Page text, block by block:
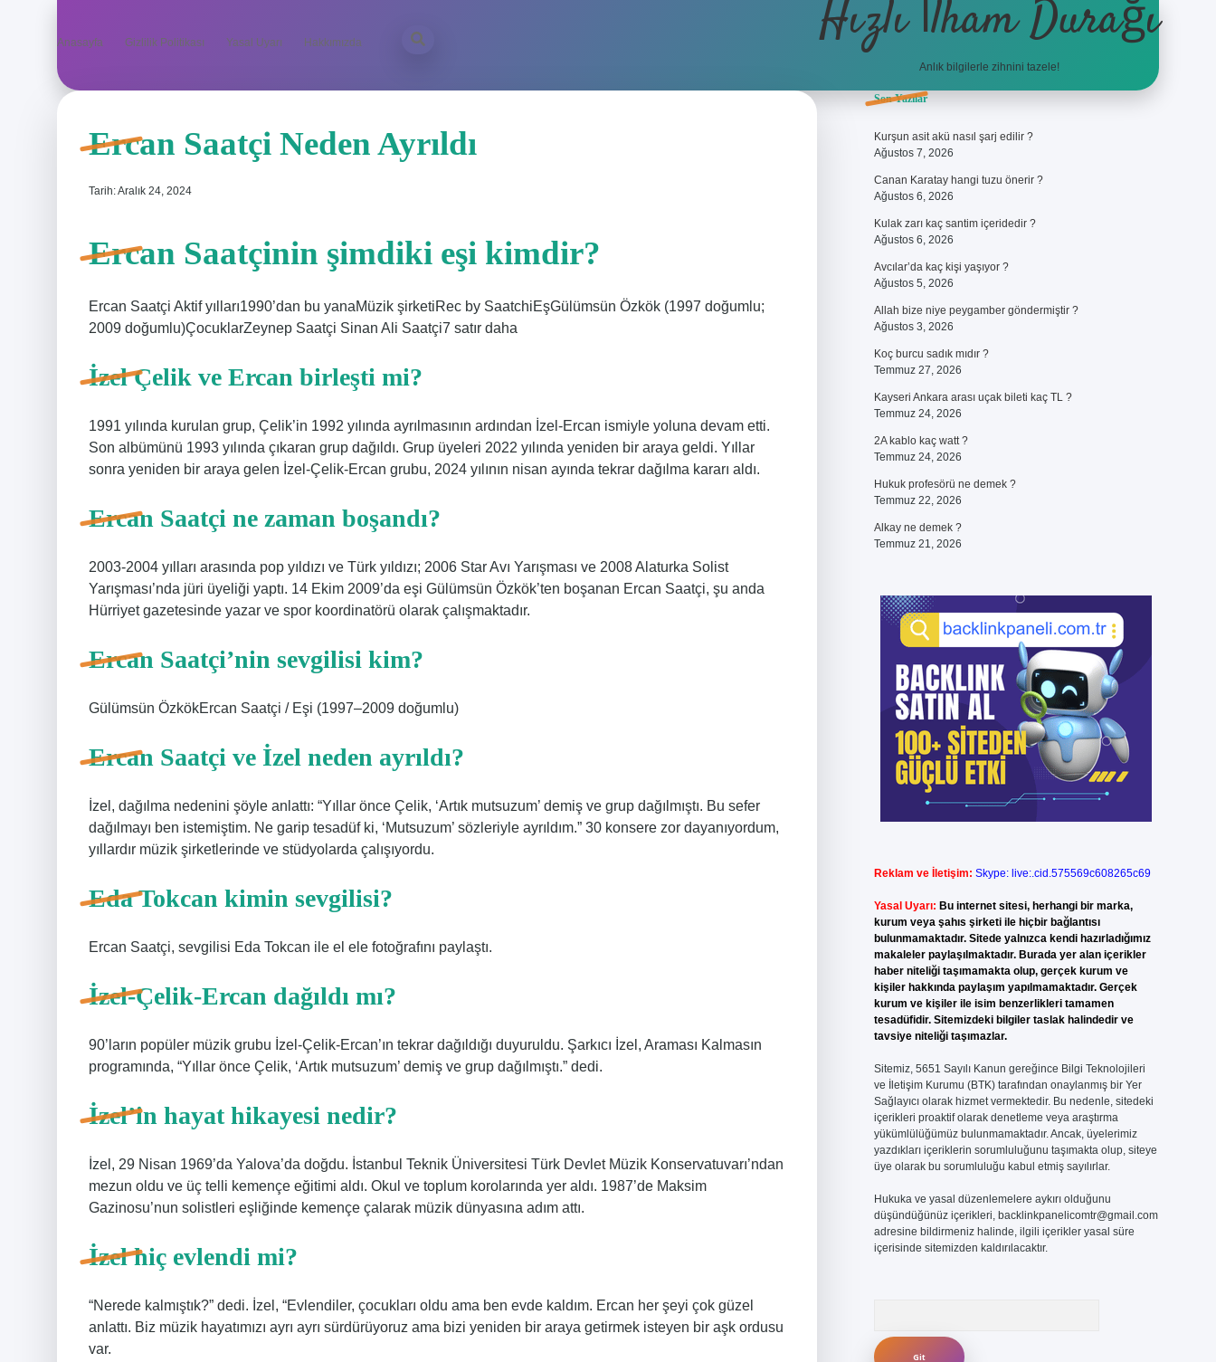
Anasayfa Gizlilik Politikası Yasal Uyarı Hakkımızda Hızlı İlham Durağı
Anlık bilgilerle zihnini tazele!
Ercan Saatçi Neden Ayrıldı
Tarih: Aralık 24, 2024
Ercan Saatçinin şimdiki eşi kimdir?
Ercan Saatçi Aktif yılları1990’dan bu yanaMüzik şirketiRec by SaatchiEşGülümsün Özkök (1997 doğumlu;
2009 doğumlu)ÇocuklarZeynep Saatçi Sinan Ali Saatçi7 satır daha
İzel Çelik ve Ercan birleşti mi?
1991 yılında kurulan grup, Çelik’in 1992 yılında ayrılmasının ardından İzel-Ercan ismiyle yoluna devam etti.
Son albümünü 1993 yılında çıkaran grup dağıldı. Grup üyeleri 2022 yılında yeniden bir araya geldi. Yıllar
sonra yeniden bir araya gelen İzel-Çelik-Ercan grubu, 2024 yılının nisan ayında tekrar dağılma kararı aldı.
Ercan Saatçi ne zaman boşandı?
2003-2004 yılları arasında pop yıldızı ve Türk yıldızı; 2006 Star Avı Yarışması ve 2008 Alaturka Solist
Yarışması’nda jüri üyeliği yaptı. 14 Ekim 2009’da eşi Gülümsün Özkök’ten boşanan Ercan Saatçi, şu anda
Hürriyet gazetesinde yazar ve spor koordinatörü olarak çalışmaktadır.
Ercan Saatçi’nin sevgilisi kim?
Gülümsün ÖzkökErcan Saatçi / Eşi (1997–2009 doğumlu)
Ercan Saatçi ve İzel neden ayrıldı?
İzel, dağılma nedenini şöyle anlattı: “Yıllar önce Çelik, ‘Artık mutsuzum’ demiş ve grup dağılmıştı. Bu sefer
dağılmayı ben istemiştim. Ne garip tesadüf ki, ‘Mutsuzum’ sözleriyle ayrıldım.” 30 konsere zor dayanıyordum,
yıllardır müzik şirketlerinde ve stüdyolarda çalışıyordu.
Eda Tokcan kimin sevgilisi?
Ercan Saatçi, sevgilisi Eda Tokcan ile el ele fotoğrafını paylaştı.
İzel-Çelik-Ercan dağıldı mı?
90’ların popüler müzik grubu İzel-Çelik-Ercan’ın tekrar dağıldığı duyuruldu. Şarkıcı İzel, Araması Kalmasın
programında, “Yıllar önce Çelik, ‘Artık mutsuzum’ demiş ve grup dağılmıştı.” dedi.
İzel’in hayat hikayesi nedir?
İzel, 29 Nisan 1969’da Yalova’da doğdu. İstanbul Teknik Üniversitesi Türk Devlet Müzik Konservatuvarı’ndan
mezun oldu ve üç telli kemençe eğitimi aldı. Okul ve toplum korolarında yer aldı. 1987’de Maksim
Gazinosu’nun solistleri eşliğinde kemençe çalarak müzik dünyasına adım attı.
İzel hiç evlendi mi?
“Nerede kalmıştık?” dedi. İzel, “Evlendiler, çocukları oldu ama ben evde kaldım. Ercan her şeyi çok güzel
anlattı. Biz müzik hayatımızı ayrı ayrı sürdürüyoruz ama bizi yeniden bir araya getirmek isteyen bir aşk ordusu
var.
Sidebar
Son Yazılar
Kurşun asit akü nasıl şarj edilir ?
Ağustos 7, 2026
Canan Karatay hangi tuzu önerir ?
Ağustos 6, 2026
Kulak zarı kaç santim içeridedir ?
Ağustos 6, 2026
Avcılar’da kaç kişi yaşıyor ?
Ağustos 5, 2026
Allah bize niye peygamber göndermiştir ?
Ağustos 3, 2026
Koç burcu sadık mıdır ?
Temmuz 27, 2026
Kayseri Ankara arası uçak bileti kaç TL ?
Temmuz 24, 2026
2A kablo kaç watt ?
Temmuz 24, 2026
Hukuk profesörü ne demek ?
Temmuz 22, 2026
Alkay ne demek ?
Temmuz 21, 2026
Reklam ve İletişim: Skype: live:.cid.575569c608265c69
Yasal Uyarı: Bu internet sitesi, herhangi bir marka,
kurum veya şahıs şirketi ile hiçbir bağlantısı
bulunmamaktadır. Sitede yalnızca kendi hazırladığımız
makaleler paylaşılmaktadır. Burada yer alan içerikler
haber niteliği taşımamakta olup, gerçek kurum ve
kişiler hakkında paylaşım yapılmamaktadır. Gerçek
kurum ve kişiler ile isim benzerlikleri tamamen
tesadüfidir. Sitemizdeki bilgiler taslak halindedir ve
tavsiye niteliği taşımazlar.
Sitemiz, 5651 Sayılı Kanun gereğince Bilgi Teknolojileri
ve İletişim Kurumu (BTK) tarafından onaylanmış bir Yer
Sağlayıcı olarak hizmet vermektedir. Bu nedenle, sitedeki
içerikleri proaktif olarak denetleme veya araştırma
yükümlülüğümüz bulunmamaktadır. Ancak, üyelerimiz
yazdıkları içeriklerin sorumluluğunu taşımakta olup, siteye
üye olarak bu sorumluluğu kabul etmiş sayılırlar.
Hukuka ve yasal düzenlemelere aykırı olduğunu
düşündüğünüz içerikleri, backlinkpanelicomtr@gmail.com
adresine bildirmeniz halinde, ilgili içerikler yasal süre
içerisinde sitemizden kaldırılacaktır.